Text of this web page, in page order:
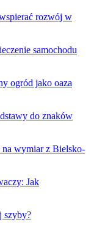
rozwój w
samochodu
ogród jako oaza
do znaków
na wymiar z Bielsko-
Jak
szyby?